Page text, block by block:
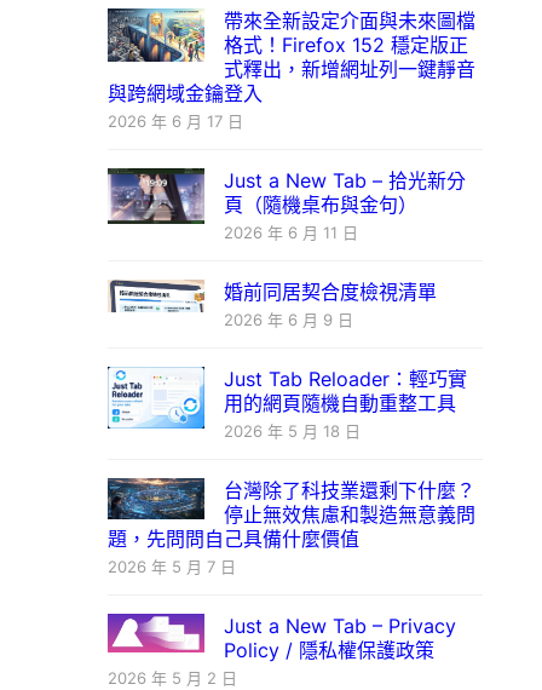
帶來全新設定介面與未來圖檔
格式！Firefox 152 穩定版正
式釋出，新增網址列一鍵靜音
與跨網域金鑰登入
2026 年 6 月 17 日
Just a New Tab – 拾光新分
頁（隨機桌布與金句）
2026 年 6 月 11 日
婚前同居契合度檢視清單
2026 年 6 月 9 日
Just Tab Reloader：輕巧實
用的網頁隨機自動重整工具
2026 年 5 月 18 日
台灣除了科技業還剩下什麼？
停止無效焦慮和製造無意義問
題，先問問自己具備什麼價值
2026 年 5 月 7 日
Just a New Tab – Privacy
Policy / 隱私權保護政策
2026 年 5 月 2 日